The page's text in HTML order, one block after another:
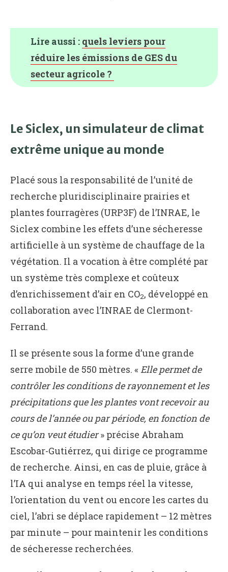
Lire aussi : quels leviers pour
réduire les émissions de GES du
secteur agricole ?
Le Siclex, un simulateur de climat
extrême unique au monde
Placé sous la responsabilité de l’unité de
recherche pluridisciplinaire prairies et
plantes fourragères (URP3F) de l’INRAE, le
Siclex combine les effets d’une sécheresse
artificielle à un système de chauffage de la
végétation. Il a vocation à être complété par
un système très complexe et coûteux
d’enrichissement d’air en CO2, développé en
collaboration avec l’INRAE de Clermont-
Ferrand.
Il se présente sous la forme d’une grande
serre mobile de 550 mètres. « Elle permet de
contrôler les conditions de rayonnement et les
précipitations que les plantes vont recevoir au
cours de l’année ou par période, en fonction de
ce qu’on veut étudier» précise Abraham
Escobar-Gutiérrez, qui dirige ce programme
de recherche. Ainsi, en cas de pluie, grâce à
l’IA qui analyse en temps réel la vitesse,
l’orientation du vent ou encore les cartes du
ciel, l’abri se déplace rapidement – 12 mètres
par minute – pour maintenir les conditions
de sécheresse recherchées.